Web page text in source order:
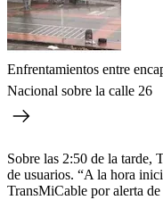
Enfrentamientos entre
Nacional sobre la calle 26
Sobre las 2:50 de la tarde,
de usuarios. “A la hora
TransMiCable por alerta